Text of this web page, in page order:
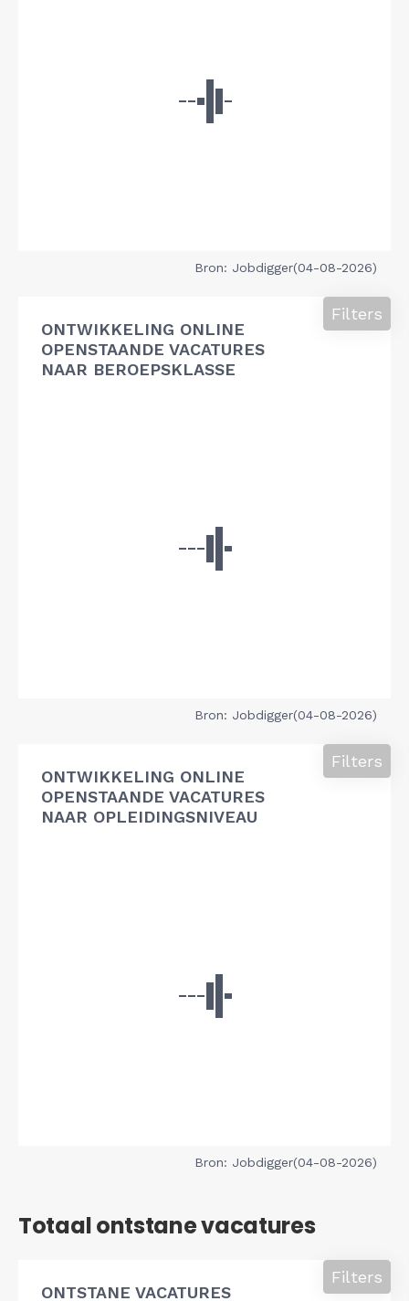
Bron: Jobdigger(04-08-2026)
ONTWIKKELING ONLINE
OPENSTAANDE VACATURES
NAAR BEROEPSKLASSE
Filters
Bron: Jobdigger(04-08-2026)
ONTWIKKELING ONLINE
OPENSTAANDE VACATURES
NAAR OPLEIDINGSNIVEAU
Filters
Bron: Jobdigger(04-08-2026)
Totaal ontstane vacatures
ONTSTANE VACATURES
Filters